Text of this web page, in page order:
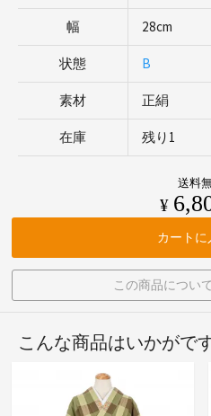
幅 28cm
状態 B
素材 正絹
在庫 残り1
送料
¥
カートに
この商品につい
こんな商品はいかがで